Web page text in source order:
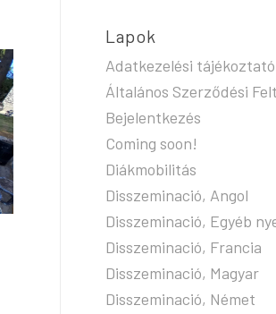
Lapok
Adatkezelési tájékoztató
Általános Szerződési
Bejelentkezés
Coming soon!
Diákmobilitás
Disszeminació, Angol
Disszeminació, Egyéb
Disszeminació, Francia
Disszeminació, Magyar
Disszeminació, Német